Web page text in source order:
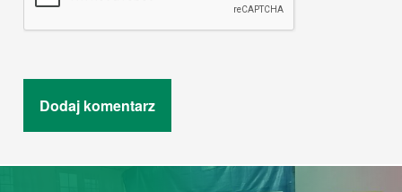
Post navigation